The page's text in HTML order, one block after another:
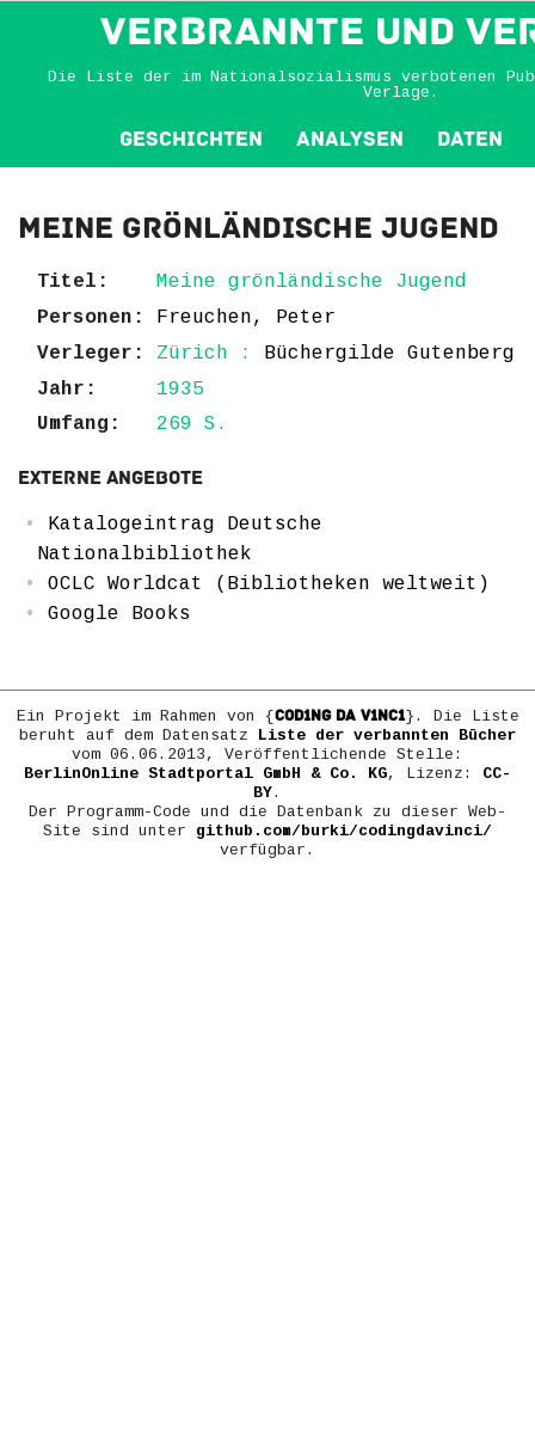
VERBRANNTE und
Die Liste der im Nationalsozialismus verbotenen
Verlage.
Geschichten Analysen Daten
Meine grönländische Jugend
Titel:
Meine grönländische Jugend
Personen:
Freuchen, Peter
Verleger:
Zürich : Büchergilde Gutenberg
Jahr:
1935
Umfang:
269 S.
Externe Angebote
Katalogeintrag Deutsche
Nationalbibliothek
OCLC Worldcat (Bibliotheken weltweit)
Google Books
Ein Projekt im Rahmen von {COD1NG DA V1NC1}. Die Liste
beruht auf dem Datensatz Liste der verbannten Bücher
vom 06.06.2013, Veröffentlichende Stelle:
BerlinOnline Stadtportal GmbH & Co. KG, Lizenz: CC-
BY.
Der Programm-Code und die Datenbank zu dieser Web-
Site sind unter github.com/burki/codingdavinci/
verfügbar.